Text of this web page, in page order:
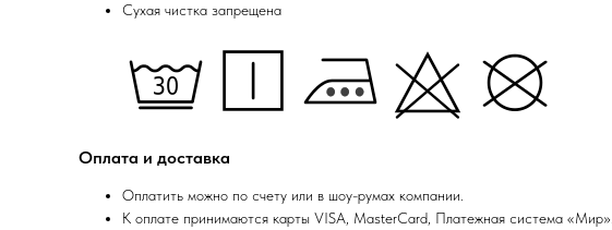
Сухая чистка запрещена
Оплата и доставка
Оплатить можно по счету или в шоу-румах компании.
К оплате принимаются карты VISA, MasterCard, Платежная система «Мир».